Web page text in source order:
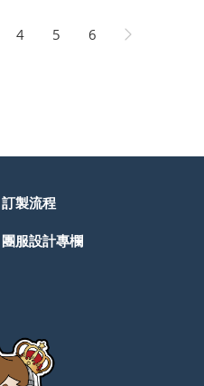
4 5 6
訂製流程
團服設計專欄